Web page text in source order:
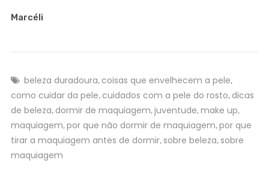
Marcéli
beleza duradoura, coisas que envelhecem a pele,
como cuidar da pele, cuidados com a pele do rosto, dicas
de beleza, dormir de maquiagem,juventude,make up,
maquiagem,por que não dormir de maquiagem,por que
tirar a maquiagem antes de dormir, sobre beleza, sobre
maquiagem